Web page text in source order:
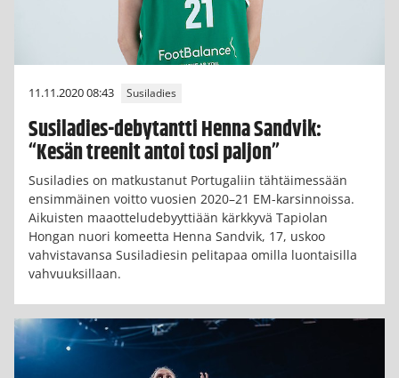
11.11.2020 08:43 Susiladies
Susiladies-debytantti Henna Sandvik:
“Kesän treenit antoi tosi paljon”
Susiladies on matkustanut Portugaliin tähtäimessään
ensimmäinen voitto vuosien 2020–21 EM-karsinnoissa.
Aikuisten maaotteludebyyttiään kärkkyvä Tapiolan
Hongan nuori komeetta Henna Sandvik, 17, uskoo
vahvistavansa Susiladiesin pelitapaa omilla luontaisilla
vahvuuksillaan.